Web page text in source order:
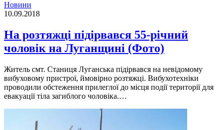
Новини
10.09.2018
На розтяжці підірвався 55-річний
чоловік на Луганщині (Фото)
Житель смт. Станиця Луганська підірвався на невідомому
вибуховому пристрої, ймовірно розтяжці. Вибухотехніки
проводили обстеження прилеглої до місця події території для
евакуації тіла загиблого чоловіка.…